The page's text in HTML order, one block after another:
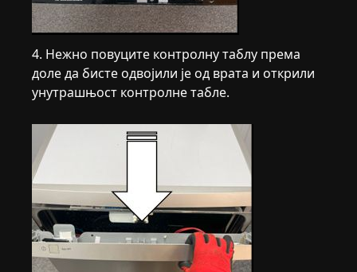
4. Нежно повуците контролну таблу према
доле да бисте одвојили је од врата и открили
унутрашњост контролне табле.